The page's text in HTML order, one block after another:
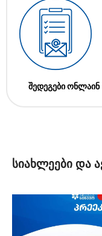
შედეგები ონლაინ
სიახლეები და